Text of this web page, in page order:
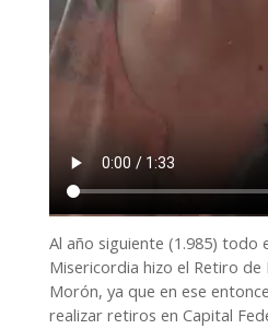
Al año siguiente (1.985) todo
Misericordia hizo el Retiro de
Morón, ya que en ese
realizar retiros en Capital